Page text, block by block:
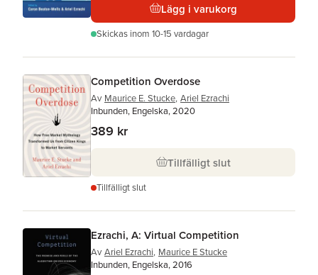
Lägg i varukorg
Skickas inom 10-15 vardagar
Competition Overdose
Av Maurice E. Stucke, Ariel Ezrachi
Inbunden, Engelska, 2020
389 kr
Tillfälligt slut
Tillfälligt slut
Ezrachi, A: Virtual Competition
Av Ariel Ezrachi, Maurice E Stucke
Inbunden, Engelska, 2016